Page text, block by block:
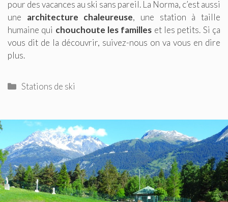
pour des vacances au ski sans pareil. La Norma, c’est aussi
une architecture chaleureuse, une station à taille
humaine qui chouchoute les familles et les petits. Si ça
vous dit de la découvrir, suivez-nous on va vous en dire
plus.
Catégories
Stations de ski